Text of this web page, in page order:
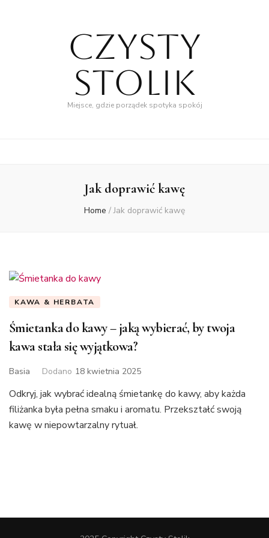
Czysty
Stolik
Miejsce, gdzie porządek spotyka spokój
Jak doprawić kawę
Home / Jak doprawić kawę
KAWA & HERBATA
Śmietanka do kawy – jaką wybierać, by twoja
kawa stała się wyjątkowa?
Basia Dodano 18 kwietnia 2025
Odkryj, jak wybrać idealną śmietankę do kawy, aby każda
filiżanka była pełna smaku i aromatu. Przekształć swoją
kawę w niepowtarzalny rytuał.